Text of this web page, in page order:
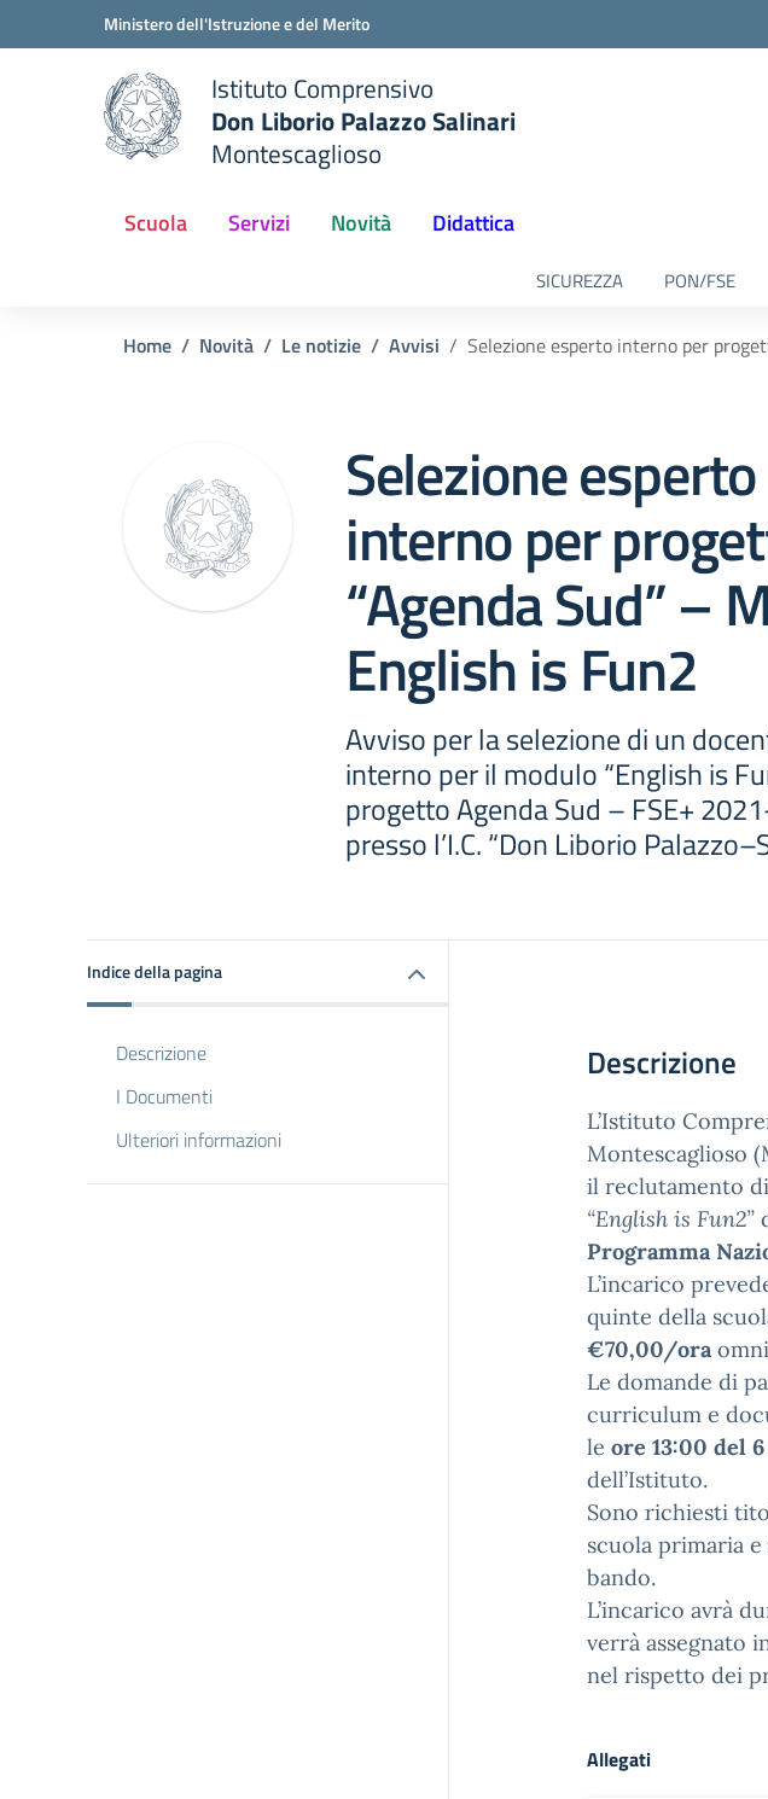
Vai ai contenuti
Vai al menu di navigazioneMinistero dell'Istruzione e del Merito
Istituto Comprensivo
Don Liborio Palazzo Salinari
Montescaglioso
Scuola Servizi Novità Didattica
SICUREZZA PON/FSE
Home Novità Le notizie Avvisi Selezione esperto interno per
Selezione esperto
interno per
“Agenda Sud” –
English is Fun2
Avviso per la selezione di un
interno per il modulo “English is
progetto Agenda Sud – FSE+
presso l’I.C. “Don Liborio
Indice della pagina
Descrizione
I Documenti
Ulteriori informazioni
Descrizione
L’Istituto
Montescaglioso
il reclutamento
“English is Fun2”
Programma
L’incarico
quinte della
€70,00/ora
Le domande di
curriculum e
le ore 13:00 del
dell’Istituto.
Sono richiesti
scuola primaria
bando.
L’incarico avrà
verrà assegnato
nel rispetto dei
Allegati